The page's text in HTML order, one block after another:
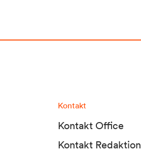
Kontakt
Kontakt Office
Kontakt Redaktion